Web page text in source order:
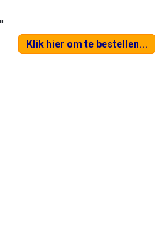
Klik hier om te bestellen...